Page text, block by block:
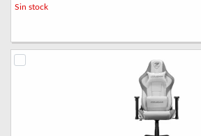
Sin stock